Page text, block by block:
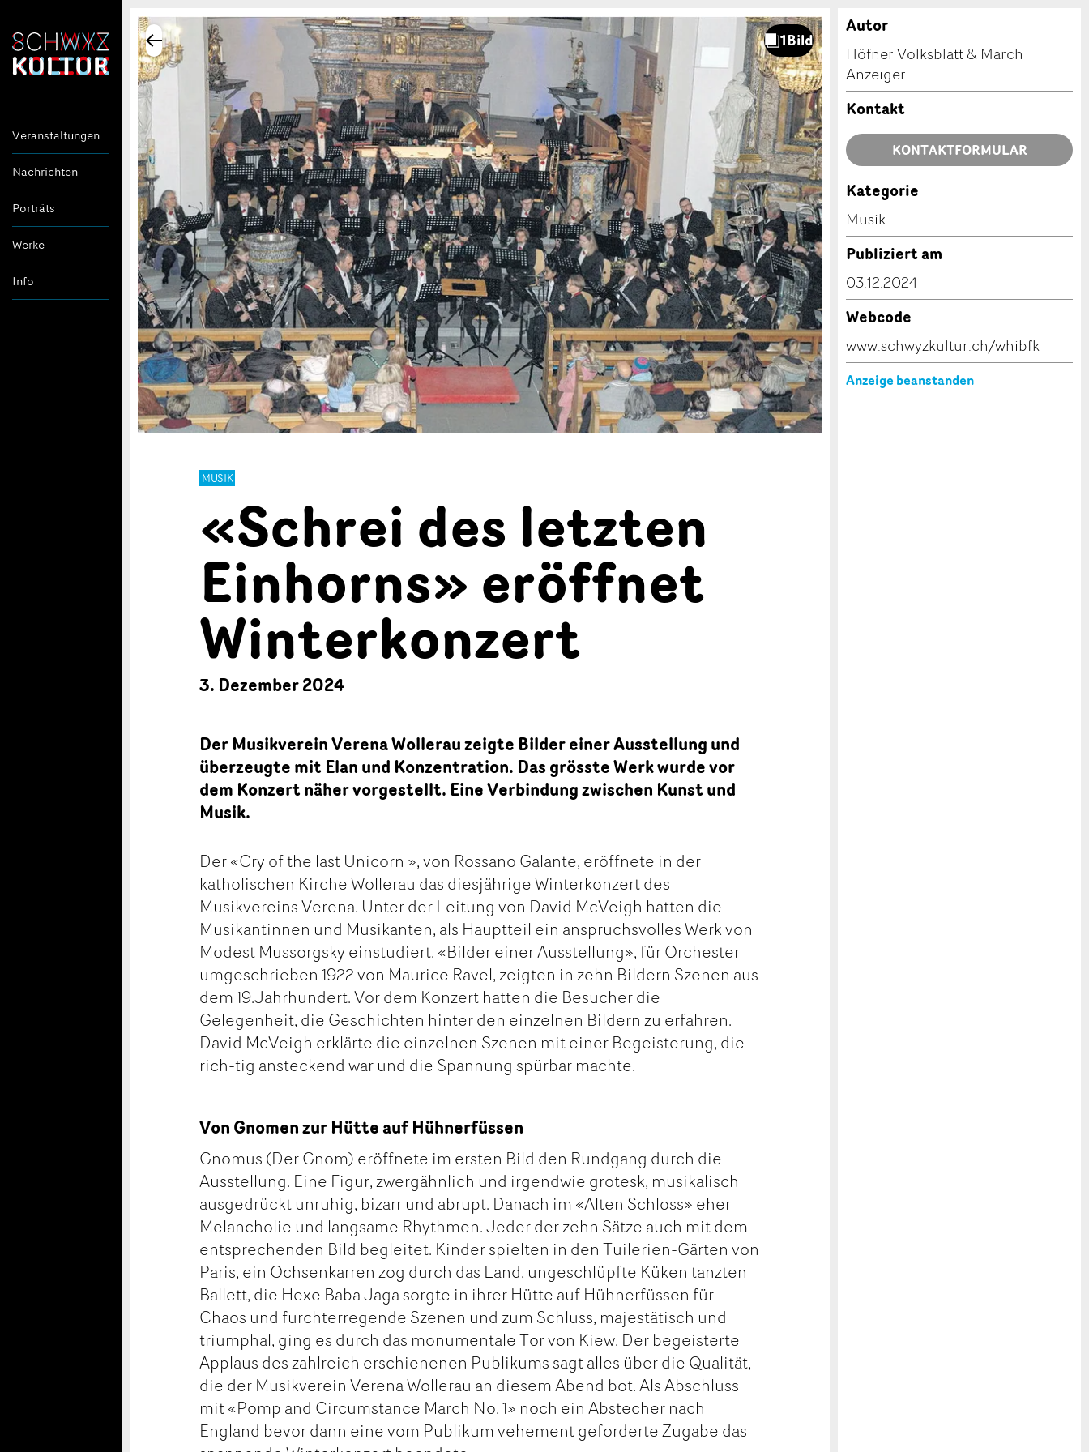
Veranstaltungen
Nachrichten
Porträts
Werke
Info
MUSIK
«Schrei des letzten
Einhorns» eröffnet
Winterkonzert
3. Dezember 2024
Der Musikverein Verena Wollerau zeigte Bilder einer Ausstellung und
überzeugte mit Elan und Konzentration. Das grösste Werk wurde vor
dem Konzert näher vorgestellt. Eine Verbindung zwischen Kunst und
Musik.
Der «Cry of the last Unicorn », von Rossano Galante, eröffnete in der
katholischen Kirche Wollerau das diesjährige Winterkonzert des
Musikvereins Verena. Unter der Leitung von David McVeigh hatten die
Musikantinnen und Musikanten, als Hauptteil ein anspruchsvolles Werk von
Modest Mussorgsky einstudiert. «Bilder einer Ausstellung», für Orchester
umgeschrieben 1922 von Maurice Ravel, zeigten in zehn Bildern Szenen aus
dem 19.Jahrhundert. Vor dem Konzert hatten die Besucher die
Gelegenheit, die Geschichten hinter den einzelnen Bildern zu erfahren.
David McVeigh erklärte die einzelnen Szenen mit einer Begeisterung, die
rich-tig ansteckend war und die Spannung spürbar machte.
Von Gnomen zur Hütte auf Hühnerfüssen
Gnomus (Der Gnom) eröffnete im ersten Bild den Rundgang durch die
Ausstellung. Eine Figur, zwergähnlich und irgendwie grotesk, musikalisch
ausgedrückt unruhig, bizarr und abrupt. Danach im «Alten Schloss» eher
Melancholie und langsame Rhythmen. Jeder der zehn Sätze auch mit dem
entsprechenden Bild begleitet. Kinder spielten in den Tuilerien-Gärten von
Paris, ein Ochsenkarren zog durch das Land, ungeschlüpfte Küken tanzten
Ballett, die Hexe Baba Jaga sorgte in ihrer Hütte auf Hühnerfüssen für
Chaos und furchterregende Szenen und zum Schluss, majestätisch und
triumphal, ging es durch das monumentale Tor von Kiew. Der begeisterte
Applaus des zahlreich erschienenen Publikums sagt alles über die Qualität,
die der Musikverein Verena Wollerau an diesem Abend bot. Als Abschluss
mit «Pomp and Circumstance March No. 1» noch ein Abstecher nach
England bevor dann eine vom Publikum vehement geforderte Zugabe das
Autor
Höfner Volksblatt & March
Anzeiger
Kontakt
KONTAKTFORMULAR
Kategorie
Musik
Publiziert am
03.12.2024
Webcode
www.schwyzkultur.ch/whibfk
Anzeige beanstanden